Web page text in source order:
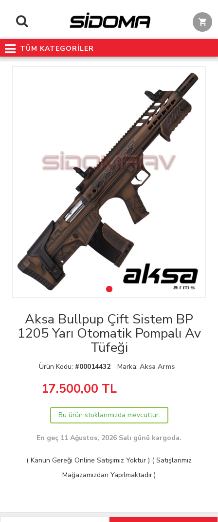
TÜM KATEGORİLER
Aksa Bullpup Çift Sistem BP
1205 Yarı Otomatik Pompalı Av
Tüfeği
Ürün Kodu: #00014432 Marka: Aksa Arms
17.500,00 TL
Bu ürün stoklarımızda mevcuttur.
En geç 11 Ağustos, 2026 Salı günü kargoda.
( Kanun Gereği Online Satışımız Yoktur ) ( Satışlarımız
Mağazamızdan Yapılmaktadır.)